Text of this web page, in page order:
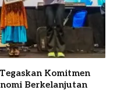
Komitmen
Berkelanjutan